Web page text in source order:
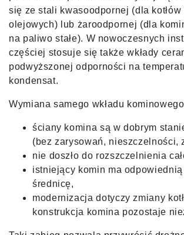
się ze stali kwasoodpornej (dla kotłów
olejowych) lub żaroodpornej (dla
na paliwo stałe). W nowoczesnych
częściej stosuje się także wkłady
podwyższonej odporności na
kondensat.
Wymiana samego wkładu
ściany komina są w dobrym
(bez zarysowań, nieszczelności,
nie doszło do rozszczelnienia
istniejący komin ma
średnicę,
modernizacja dotyczy zmiany
konstrukcja komina pozostaje